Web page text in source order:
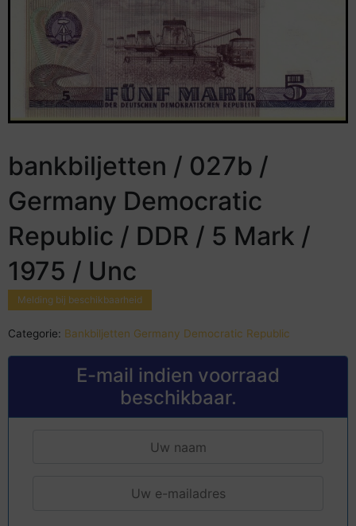
bankbiljetten / 027b /
Germany Democratic
Republic / DDR / 5 Mark /
1975 / Unc
Melding bij beschikbaarheid
Categorie: Bankbiljetten Germany Democratic Republic
E-mail indien voorraad
beschikbaar.